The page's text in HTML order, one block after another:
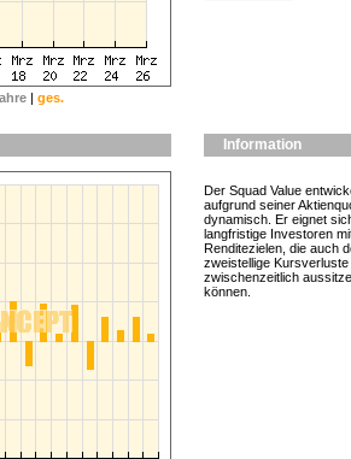
| ges.
Information
Der Squad Value
aufgrund seiner
dynamisch. Er eignet
langfristige Investoren
Renditezielen, die auch
zweistellige Kursverluste
zwischenzeitlich
können.